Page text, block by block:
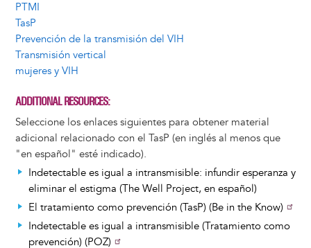
PTMI
TasP
Prevención de la transmisión del VIH
Transmisión vertical
mujeres y VIH
ADDITIONAL RESOURCES
Seleccione los enlaces siguientes para obtener material
adicional relacionado con el TasP (en inglés al menos que
"en español" esté indicado).
Indetectable es igual a intransmisible: infundir esperanza y
eliminar el estigma (The Well Project, en español)
El tratamiento como prevención (TasP) (Be in the Know)
Indetectable es igual a intransmisible (Tratamiento como
prevención) (POZ)